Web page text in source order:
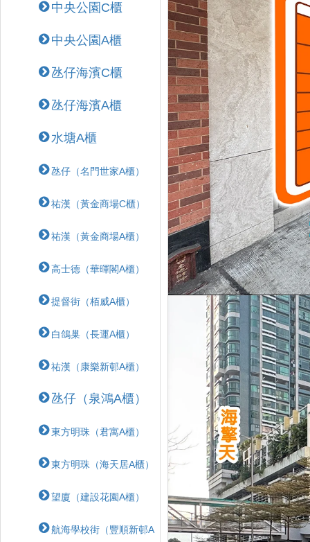
中央公園C櫃
中央公園A櫃
氹仔海濱C櫃
氹仔海濱A櫃
水塘A櫃
氹仔（名門世家A櫃）
祐漢（黃金商場C櫃）
祐漢（黃金商場A櫃）
高士德（華暉閣A櫃）
提督街（栢威A櫃）
白鴿巢（長運A櫃）
祐漢（康樂新邨A櫃）
氹仔（泉鴻A櫃）
東方明珠（君寓A櫃）
東方明珠（海天居A櫃）
望廈（建設花園A櫃）
航海學校街（豐順新邨A